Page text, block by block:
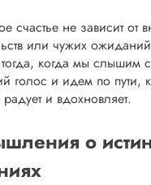
счастье не зависит от
или чужих
когда мы слышим
голос и идем по пути,
и вдохновляет.
о